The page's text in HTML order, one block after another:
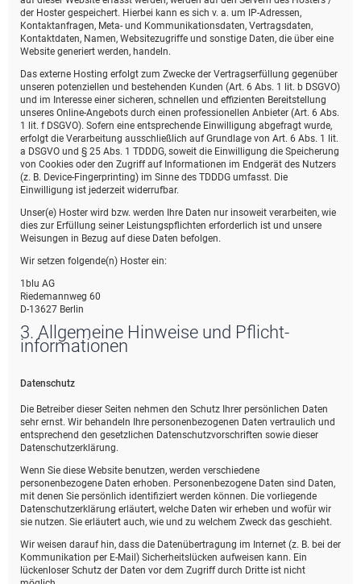
der Hoster gespeichert. Hierbei kann es sich v. a. um IP-Adressen,
Kontaktanfragen, Meta- und Kommunikationsdaten, Vertragsdaten,
Kontaktdaten, Namen, Websitezugriffe und sonstige Daten, die über eine
Website generiert werden, handeln.
Das externe Hosting erfolgt zum Zwecke der Vertragserfüllung gegenüber
unseren potenziellen und bestehenden Kunden (Art. 6 Abs. 1 lit. b DSGVO)
und im Interesse einer sicheren, schnellen und effizienten Bereitstellung
unseres Online-Angebots durch einen professionellen Anbieter (Art. 6 Abs.
1 lit. f DSGVO). Sofern eine entsprechende Einwilligung abgefragt wurde,
erfolgt die Verarbeitung ausschließlich auf Grundlage von Art. 6 Abs. 1 lit.
a DSGVO und § 25 Abs. 1 TDDDG, soweit die Einwilligung die Speicherung
von Cookies oder den Zugriff auf Informationen im Endgerät des Nutzers
(z. B. Device-Fingerprinting) im Sinne des TDDDG umfasst. Die
Einwilligung ist jederzeit widerrufbar.
Unser(e) Hoster wird bzw. werden Ihre Daten nur insoweit verarbeiten, wie
dies zur Erfüllung seiner Leistungspflichten erforderlich ist und unsere
Weisungen in Bezug auf diese Daten befolgen.
Wir setzen folgende(n) Hoster ein:
1blu AG
Riedemannweg 60
D-13627 Berlin
3. Allgemeine Hinweise und Pflicht­
informationen
Datenschutz
Die Betreiber dieser Seiten nehmen den Schutz Ihrer persönlichen Daten
sehr ernst. Wir behandeln Ihre personenbezogenen Daten vertraulich und
entsprechend den gesetzlichen Datenschutzvorschriften sowie dieser
Datenschutzerklärung.
Wenn Sie diese Website benutzen, werden verschiedene
personenbezogene Daten erhoben. Personenbezogene Daten sind Daten,
mit denen Sie persönlich identifiziert werden können. Die vorliegende
Datenschutzerklärung erläutert, welche Daten wir erheben und wofür wir
sie nutzen. Sie erläutert auch, wie und zu welchem Zweck das geschieht.
Wir weisen darauf hin, dass die Datenübertragung im Internet (z. B. bei der
Kommunikation per E-Mail) Sicherheitslücken aufweisen kann. Ein
lückenloser Schutz der Daten vor dem Zugriff durch Dritte ist nicht